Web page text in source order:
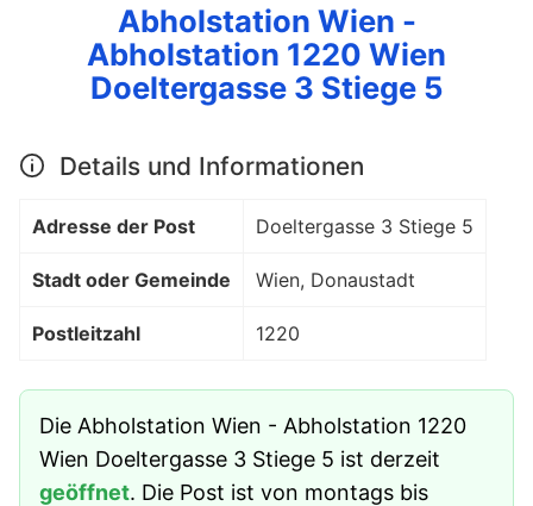
Abholstation Wien -
Abholstation 1220 Wien
Doeltergasse 3 Stiege 5
Details und Informationen
Adresse der Post Doeltergasse 3 Stiege 5
Stadt oder Gemeinde Wien, Donaustadt
Postleitzahl 1220
Die Abholstation Wien - Abholstation 1220
Wien Doeltergasse 3 Stiege 5 ist derzeit
geöffnet. Die Post ist von montags bis